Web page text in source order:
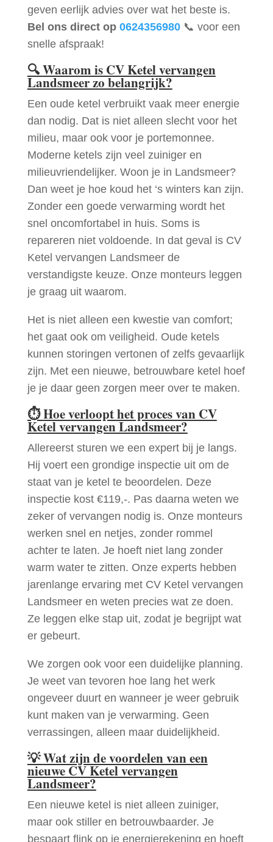
geven eerlijk advies over wat het beste is.
Bel ons direct op 0624356980📞 voor een
snelle afspraak!
🔍Waarom is CV Ketel vervangen
Landsmeer zo belangrijk?
Een oude ketel verbruikt vaak meer energie
dan nodig. Dat is niet alleen slecht voor het
milieu, maar ook voor je portemonnee.
Moderne ketels zijn veel zuiniger en
milieuvriendelijker. Woon je in Landsmeer?
Dan weet je hoe koud het ‘s winters kan zijn.
Zonder een goede verwarming wordt het
snel oncomfortabel in huis. Soms is
repareren niet voldoende. In dat geval is CV
Ketel vervangen Landsmeer de
verstandigste keuze. Onze monteurs leggen
je graag uit waarom.
Het is niet alleen een kwestie van comfort;
het gaat ook om veiligheid. Oude ketels
kunnen storingen vertonen of zelfs gevaarlijk
zijn. Met een nieuwe, betrouwbare ketel hoef
je je daar geen zorgen meer over te maken.
⏱Hoe verloopt het proces van CV
Ketel vervangen Landsmeer?
Allereerst sturen we een expert bij je langs.
Hij voert een grondige inspectie uit om de
staat van je ketel te beoordelen. Deze
inspectie kost €119,-. Pas daarna weten we
zeker of vervangen nodig is. Onze monteurs
werken snel en netjes, zonder rommel
achter te laten. Je hoeft niet lang zonder
warm water te zitten. Onze experts hebben
jarenlange ervaring met CV Ketel vervangen
Landsmeer en weten precies wat ze doen.
Ze leggen elke stap uit, zodat je begrijpt wat
er gebeurt.
We zorgen ook voor een duidelijke planning.
Je weet van tevoren hoe lang het werk
ongeveer duurt en wanneer je weer gebruik
kunt maken van je verwarming. Geen
verrassingen, alleen maar duidelijkheid.
💡Wat zijn de voordelen van een
nieuwe CV Ketel vervangen
Landsmeer?
Een nieuwe ketel is niet alleen zuiniger,
maar ook stiller en betrouwbaarder. Je
bespaart flink op je energierekening en hoeft